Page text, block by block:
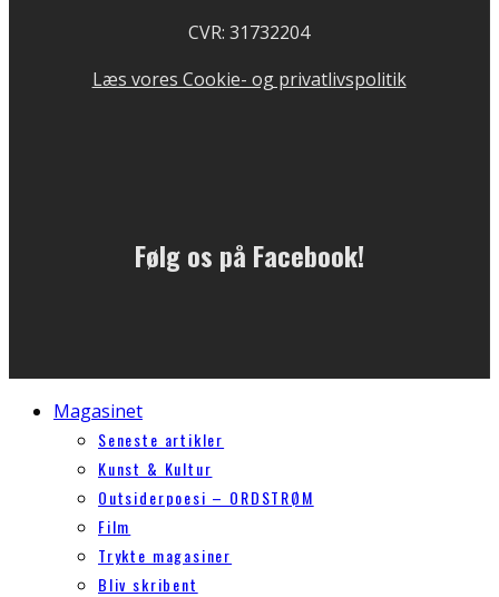
CVR: 31732204
Læs vores Cookie- og privatlivspolitik
Følg os på Facebook!
Magasinet
Seneste artikler
Kunst & Kultur
Outsiderpoesi – ORDSTRØM
Film
Trykte magasiner
Bliv skribent